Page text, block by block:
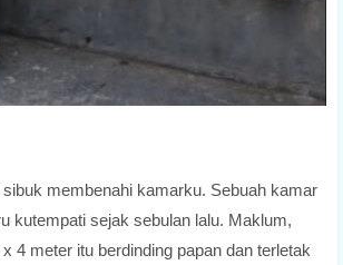
sibuk membenahi kamarku. Sebuah kamar
kutempati sejak sebulan lalu. Maklum,
4 meter itu berdinding papan dan terletak